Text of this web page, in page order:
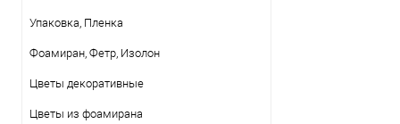
Упаковка, Пленка
Фоамиран, Фетр, Изолон
Цветы декоративные
Цветы из фоамирана